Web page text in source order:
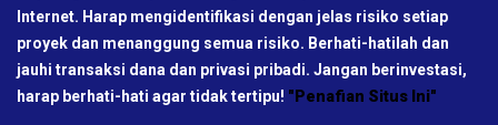
Internet. Harap mengidentifikasi dengan jelas risiko setiap
proyek dan menanggung semua risiko. Berhati-hatilah dan
jauhi transaksi dana dan privasi pribadi. Jangan berinvestasi,
harap berhati-hati agar tidak tertipu! "Penafian Situs Ini"